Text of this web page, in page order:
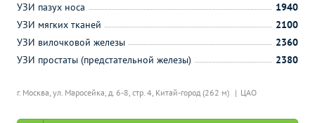
г. Москва, ул. Маросейка, д. 6-8, стр. 4, Китай-город (262 м) ЦАО
УЗИ пазух носа
1940
УЗИ мягких тканей
2100
УЗИ вилочковой железы
2360
УЗИ простаты (предстательной железы)
2380